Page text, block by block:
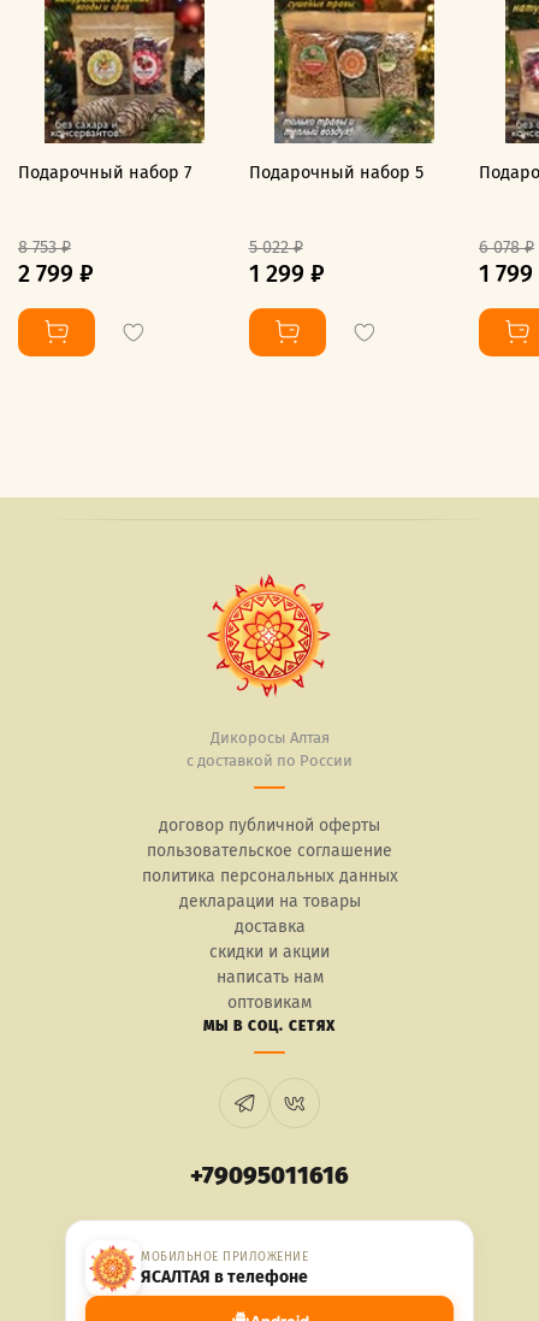
Подарочный набор 7
8 753 ₽
2 799 ₽
Подарочный набор 5
5 022 ₽
1 299 ₽
6 078 ₽
1
Дикоросы Алтая
с доставкой по России
договор публичной оферты
пользовательское соглашение
политика персональных данных
декларации на товары
доставка
скидки и акции
написать нам
оптовикам
МЫ В СОЦ. СЕТЯХ
+79095011616
МОБИЛЬНОЕ ПРИЛОЖЕНИЕ
ЯСАЛТАЯ в телефоне